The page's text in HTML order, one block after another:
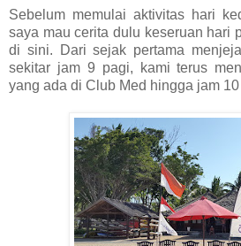
Sebelum memulai aktivitas hari
saya mau cerita dulu keseruan hari
di sini. Dari sejak pertama
sekitar jam 9 pagi, kami terus
yang ada di Club Med hingga jam